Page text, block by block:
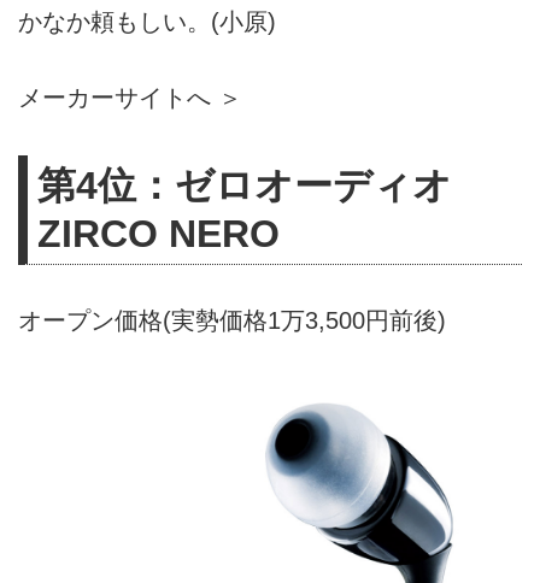
かなか頼もしい。(小原)
メーカーサイトへ ＞
第4位：ゼロオーディオ
ZIRCO NERO
オープン価格(実勢価格1万3,500円前後)